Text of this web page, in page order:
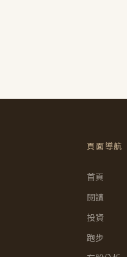
頁面導航
首頁
閱讀
投資
跑步